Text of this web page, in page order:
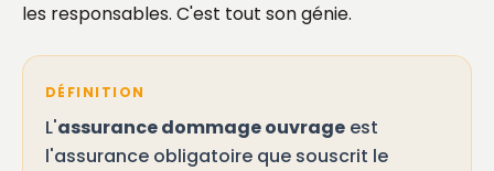
les responsables. C'est tout son génie.
DÉFINITION
L'assurance dommage ouvrage est
l'assurance obligatoire que souscrit le